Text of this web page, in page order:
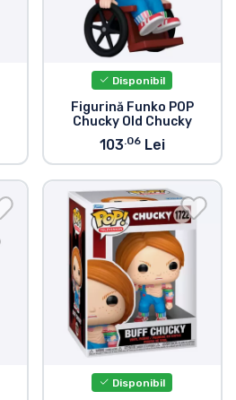
Disponibil
Figurină Funko POP
Chucky Old Chucky
103.06Lei
Disponibil